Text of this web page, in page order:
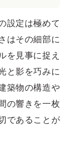
設定は極めて
はその細部に
を見事に捉え
と影を巧みに
築物の構造や
の響きを一枚
であることが